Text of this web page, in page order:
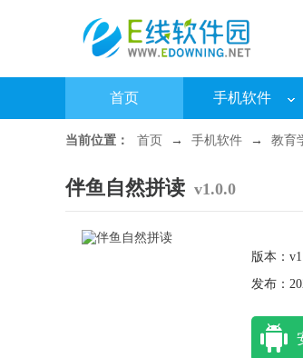
首页 手机软件
当前位置： 首页 → 手机软件 → 教育
伴鱼自然拼读 v1.0.0
版本：
发布：